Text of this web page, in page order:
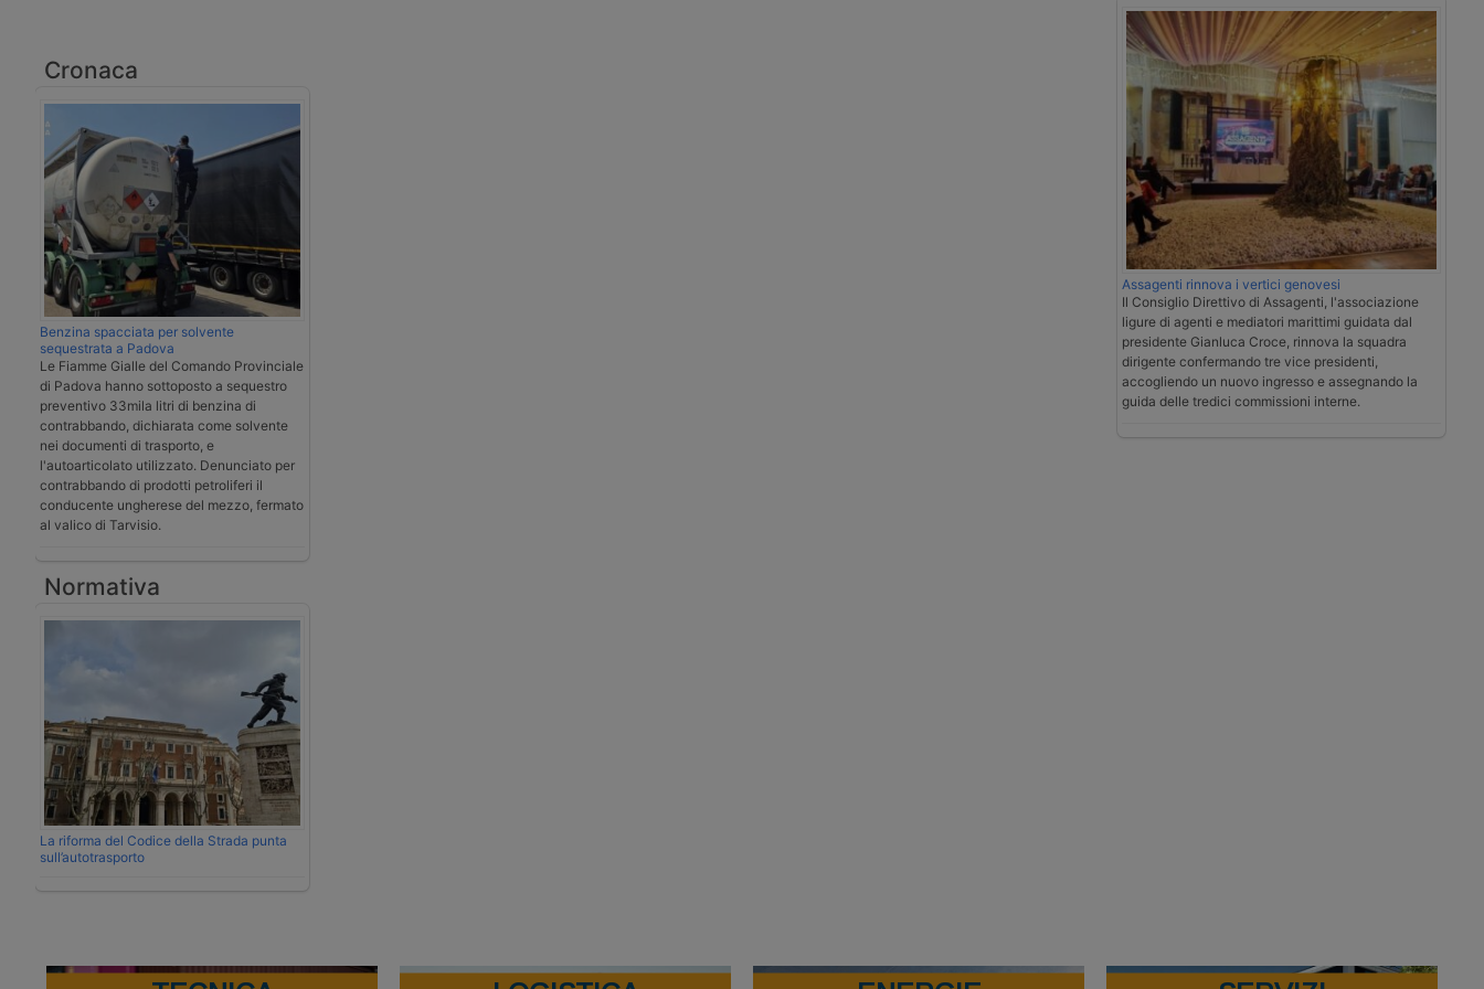
Cronaca
Benzina spacciata per solvente
sequestrata a Padova
Le Fiamme Gialle del Comando Provinciale
di Padova hanno sottoposto a sequestro
preventivo 33mila litri di benzina di
contrabbando, dichiarata come solvente
nei documenti di trasporto, e
l'autoarticolato utilizzato. Denunciato per
contrabbando di prodotti petroliferi il
conducente ungherese del mezzo, fermato
al valico di Tarvisio.
Normativa
La riforma del Codice della Strada punta
sull’autotrasporto
Assagenti rinnova i vertici genovesi
Il Consiglio Direttivo di Assagenti, l'associazione
ligure di agenti e mediatori marittimi guidata dal
presidente Gianluca Croce, rinnova la squadra
dirigente confermando tre vice presidenti,
accogliendo un nuovo ingresso e assegnando la
guida delle tredici commissioni interne.